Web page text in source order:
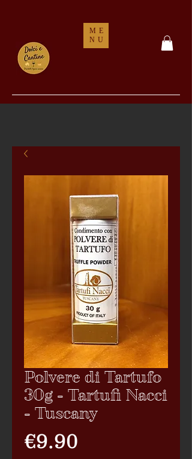
ME
NU
Polvere di Tartufo
30g - Tartufi Nacci
- Tuscany
€9.90